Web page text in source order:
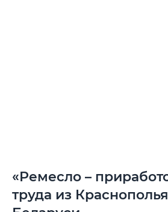
«Ремесло –
труда из